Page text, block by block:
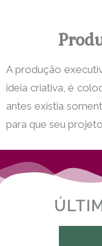
A produção
ideia criativa, é
antes existia
para que seu